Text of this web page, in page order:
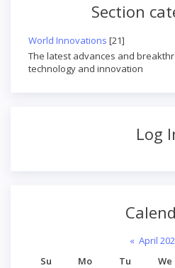
Section
World Innovations [21]
The latest advances and
technology and innovation
Log
« April
Su
Mo Tu We